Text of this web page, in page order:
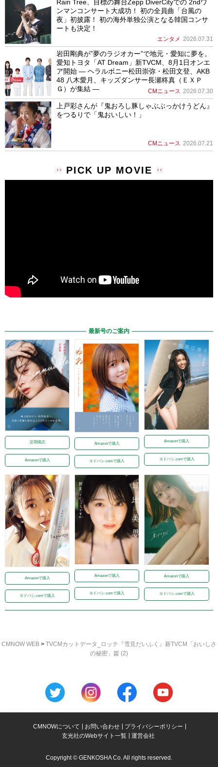
Rain Tree、目標の舞台Zepp DiverCityでの 2ndワ
ンマンコンサート大成功！ 初の全員曲「台風の
夜」初披露！ 初の海外単独公演となる韓国コンサ
ートも決定！
エンタメ 2026.07.31
岩田剛典が”夢のラジオカー”で地元・愛知に夢を。
愛知トヨタ「AT Dream」新TVCM、8月1日オンエ
ア開始 ― ヘラルボニー松田崇弥・松田文登、AKB
48 八木愛月、キッズダンサー長瀬柊真（ＥＸＰ
Ｇ）が集結 ―
CMニュース 2026.07.30
上戸彩さんが『鬼おろし豚しゃぶぶっかけうどん』
をつるりで「鬼おいしい！」
CMニュース 2026.07.21
PICK UP MOVIE
最新号のご案内
定期購読
Amazonで購入
Amazonで購入
ヨドバシ.comで購入
Amazonで購入
ヨドバシ.comで購入
Amazonで購入
ヨドバシ.comで購入
Amazonで購入
ヨドバシ.comで購入
Amazonで購入
ヨドバシ.comで購入
CMNOW WEB > TVCMカットデータ_ロッテ『雪見だいふく』新TVCM「おいしさ
の秘密」篇 (2)
CMNOWについて お問い合わせ
プライバシーポリシー
玄光社のWebサイト一覧
運営会社
Copyright © GENKOSHA Co. All rights reserved.